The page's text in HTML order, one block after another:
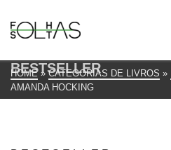
BESTSELLER
HOME » CATEGORIAS DE LIVROS »
AMANDA HOCKING